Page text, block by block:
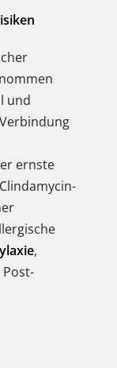
und
ernste
,